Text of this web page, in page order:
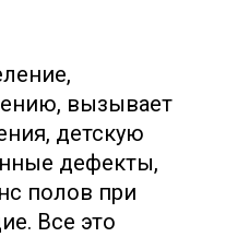
вызывает
детскую
дефекты,
полов при
Все это